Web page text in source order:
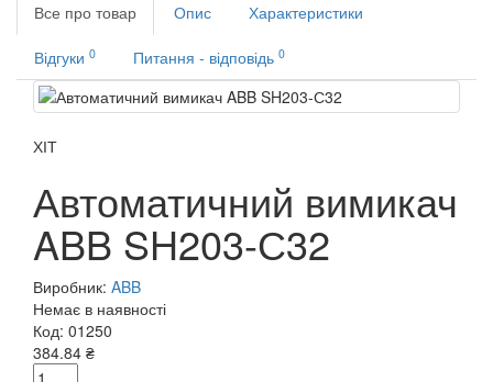
Все про товар Опис Характеристики
Відгуки 0 Питання - відповідь 0
ХІТ
Автоматичний вимикач
ABB SH203-С32
Виробник: ABB
Немає в наявності
Код: 01250
384.84 ₴